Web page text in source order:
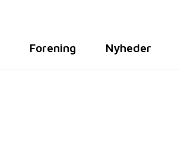
Forening Nyheder